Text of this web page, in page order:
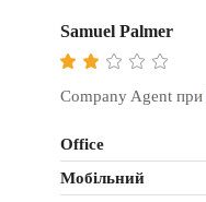
Samuel Palmer
Company Agent при
Office
Мобільний